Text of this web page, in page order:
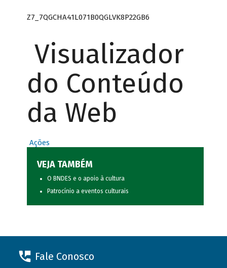
Z7_7QGCHA41L071B0QGLVK8P22GB6
Visualizador
do Conteúdo
da Web
Ações
VEJA TAMBÉM
O BNDES e o apoio à cultura
Patrocínio a eventos culturais
Fale Conosco